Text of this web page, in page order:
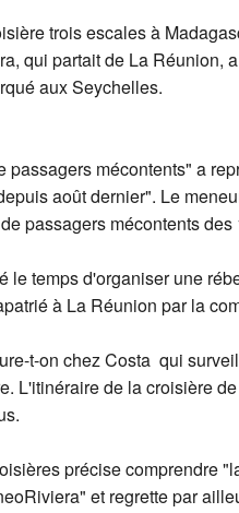
trois escales à
qui partait de La Réunion,
aux Seychelles.
mécontents" a
août dernier". Le
passagers mécontents
le temps d'organiser une
à La Réunion par la
t-on chez Costa qui
L'itinéraire de la croisière
précise comprendre
et regrette par